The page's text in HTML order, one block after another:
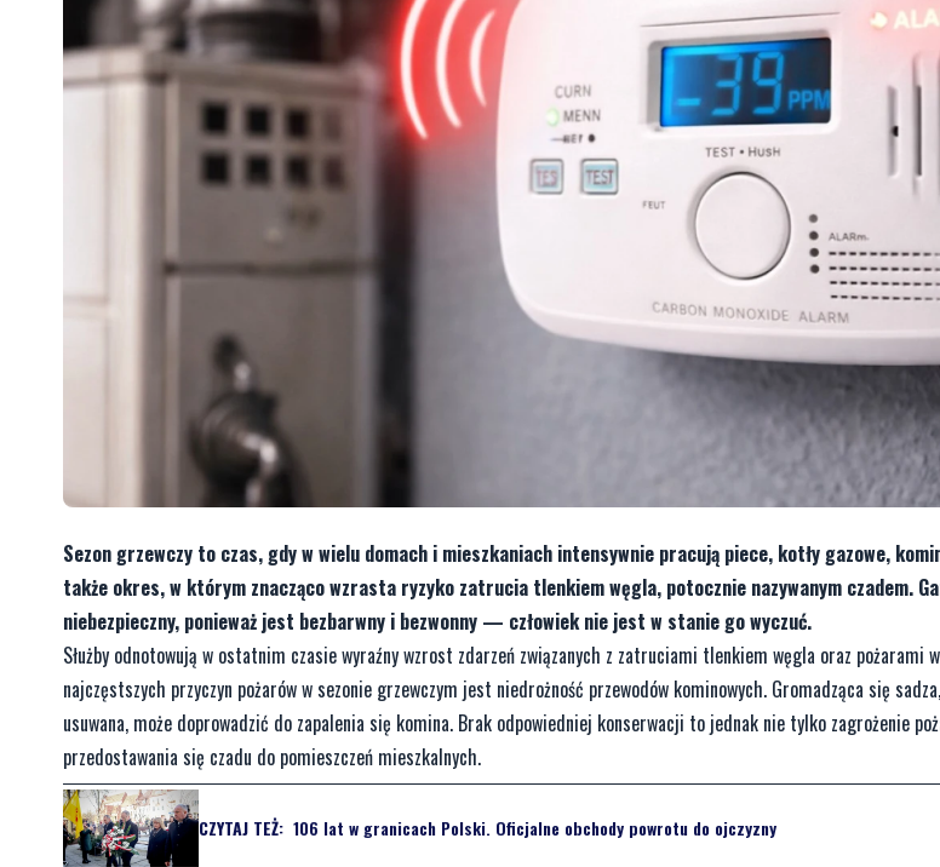
Sezon grzewczy to czas, gdy w wielu domach i mieszkaniach intensywnie pracują piece, kotły gazowe,
także okres, w którym znacząco wzrasta ryzyko zatrucia tlenkiem węgla, potocznie nazywanym czadem.
niebezpieczny, ponieważ jest bezbarwny i bezwonny — człowiek nie jest w stanie go wyczuć.
Służby odnotowują w ostatnim czasie wyraźny wzrost zdarzeń związanych z zatruciami tlenkiem węgla oraz pożarami
najczęstszych przyczyn pożarów w sezonie grzewczym jest niedrożność przewodów kominowych. Gromadząca się
usuwana, może doprowadzić do zapalenia się komina. Brak odpowiedniej konserwacji to jednak nie tylko zagrożenie
przedostawania się czadu do pomieszczeń mieszkalnych.
CZYTAJ TEŻ: 106 lat w granicach Polski. Oficjalne obchody powrotu do ojczyzny